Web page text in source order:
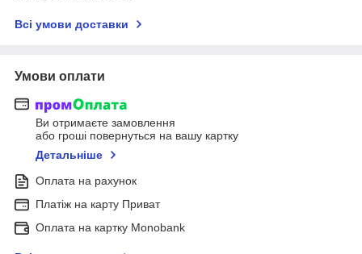
Всі умови доставки
Умови оплати
Ви отримаєте замовлення
або гроші повернуться на вашу картку
Детальніше
Оплата на рахунок
Платіж на карту Приват
Оплата на картку Monobank